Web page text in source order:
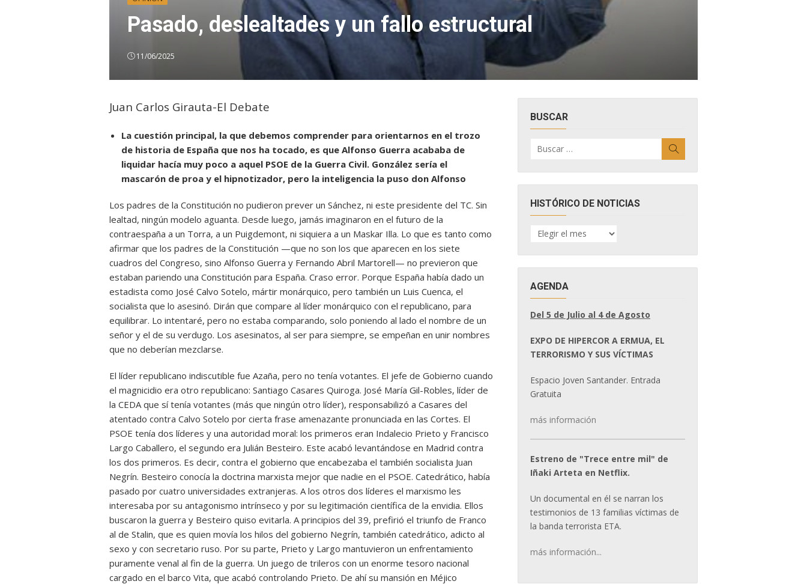
Pasado, deslealtades y un fallo estructural
11/06/2025
Juan Carlos Girauta-El Debate
La cuestión principal, la que debemos comprender para orientarnos en el trozo
de historia de España que nos ha tocado, es que Alfonso Guerra acababa de
liquidar hacía muy poco a aquel PSOE de la Guerra Civil. González sería el
mascarón de proa y el hipnotizador, pero la inteligencia la puso don Alfonso
Los padres de la Constitución no pudieron prever un Sánchez, ni este presidente del TC. Sin
lealtad, ningún modelo aguanta. Desde luego, jamás imaginaron en el futuro de la
contraespaña a un Torra, a un Puigdemont, ni siquiera a un Maskar Illa. Lo que es tanto como
afirmar que los padres de la Constitución —que no son los que aparecen en los siete
cuadros del Congreso, sino Alfonso Guerra y Fernando Abril Martorell— no previeron que
estaban pariendo una Constitución para España. Craso error. Porque España había dado un
estadista como José Calvo Sotelo, mártir monárquico, pero también un Luis Cuenca, el
socialista que lo asesinó. Dirán que compare al líder monárquico con el republicano, para
equilibrar. Lo intentaré, pero no estaba comparando, solo poniendo al lado el nombre de un
señor y el de su verdugo. Los asesinatos, al ser para siempre, se empeñan en unir nombres
que no deberían mezclarse.
El líder republicano indiscutible fue Azaña, pero no tenía votantes. El jefe de Gobierno cuando
el magnicidio era otro republicano: Santiago Casares Quiroga. José María Gil-Robles, líder de
la CEDA que sí tenía votantes (más que ningún otro líder), responsabilizó a Casares del
atentado contra Calvo Sotelo por cierta frase amenazante pronunciada en las Cortes. El
PSOE tenía dos líderes y una autoridad moral: los primeros eran Indalecio Prieto y Francisco
Largo Caballero, el segundo era Julián Besteiro. Este acabó levantándose en Madrid contra
los dos primeros. Es decir, contra el gobierno que encabezaba el también socialista Juan
Negrín. Besteiro conocía la doctrina marxista mejor que nadie en el PSOE. Catedrático, había
pasado por cuatro universidades extranjeras. A los otros dos líderes el marxismo les
interesaba por su antagonismo intrínseco y por su legitimación científica de la envidia. Ellos
buscaron la guerra y Besteiro quiso evitarla. A principios del 39, prefirió el triunfo de Franco
al de Stalin, que es quien movía los hilos del gobierno Negrín, también catedrático, adicto al
sexo y con secretario ruso. Por su parte, Prieto y Largo mantuvieron un enfrentamiento
puramente venal al fin de la guerra. Un juego de trileros con un enorme tesoro nacional
cargado en el barco Vita, que acabó controlando Prieto. De ahí su mansión en Méjico
BUSCAR
por:
HISTÓRICO DE NOTICIAS
HISTÓRICO
DE
AGENDA
Del 5 de Julio al 4 de Agosto
EXPO DE HIPERCOR A ERMUA, EL
TERRORISMO Y SUS VÍCTIMAS
Espacio Joven Santander. Entrada
Gratuita
más información
Estreno de "Trece entre mil" de
Iñaki Arteta en Netflix.
Un documental en él se narran los
testimonios de 13 familias víctimas de
la banda terrorista ETA.
más información...